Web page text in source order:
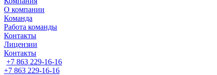
О компании
Команда
Работа команды
Контакты
Лицензии
Контакты
+7 863 229-16-16
+7 863 229-16-16